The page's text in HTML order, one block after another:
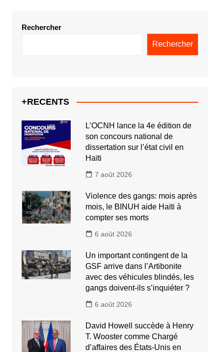
Rechercher
Rechercher
+RECENTS
L’OCNH lance la 4e édition de
son concours national de
dissertation sur l’état civil en
Haïti
7 août 2026
Violence des gangs: mois après
mois, le BINUH aide Haïti à
compter ses morts
6 août 2026
Un important contingent de la
GSF arrive dans l’Artibonite
avec des véhicules blindés, les
gangs doivent-ils s’inquiéter ?
6 août 2026
David Howell succède à Henry
T. Wooster comme Chargé
d’affaires des États-Unis en